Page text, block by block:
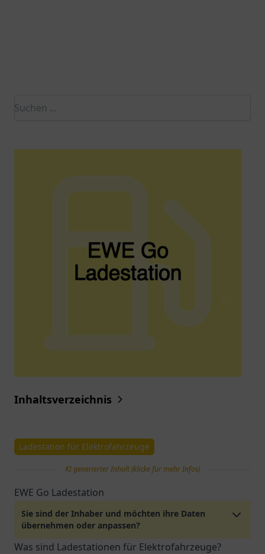
Inhaltsverzeichnis
Ladestation für Elektrofahrzeuge
KI generierter Inhalt (klicke für mehr Infos)
EWE Go Ladestation
Sie sind der Inhaber und möchten ihre Daten
übernehmen oder anpassen?
Was sind Ladestationen für Elektrofahrzeuge?